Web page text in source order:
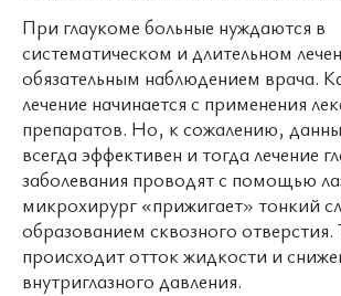
При глаукоме больные нуждаются в
систематическом и длительном
обязательным наблюдением врача.
лечение начинается с применения
препаратов. Но, к сожалению,
всегда эффективен и тогда лечение
заболевания проводят с помощью
микрохирург «прижигает» тонкий
образованием сквозного
происходит отток жидкости и
внутриглазного давления.